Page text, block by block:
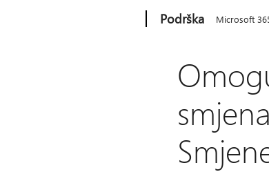
Podrška Microsoft